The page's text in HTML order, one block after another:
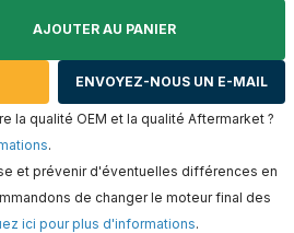
AJOUTER AU PANIER
ENVOYEZ-NOUS UN E-MAIL
la qualité OEM et la qualité Aftermarket ?
.
et prévenir d'éventuelles différences en
de changer le moteur final des
ici pour plus d'informations.